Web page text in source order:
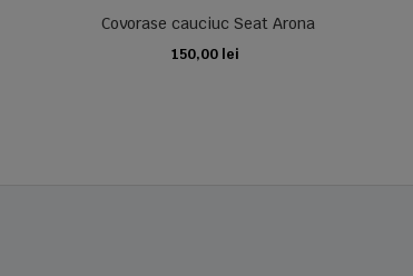
Covorase cauciuc Seat Arona
150,00 lei
ADAUGA IN COS